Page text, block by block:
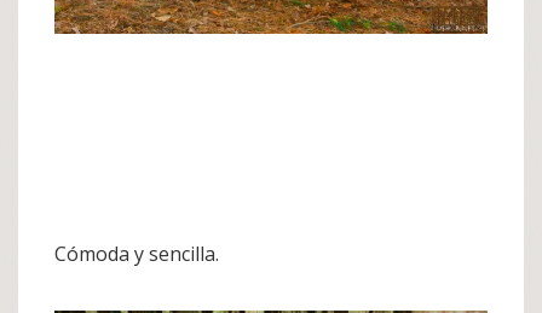
Cómoda y sencilla.